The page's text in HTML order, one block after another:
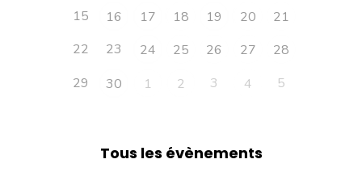
15
16 17 18 19 20
21
22
23 24 25 26 27
28
29
30 1 2 3 4 5
Tous les évènements